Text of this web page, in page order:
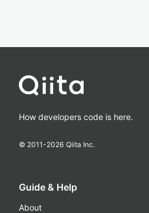
How developers code is here.
© 2011-2026 Qiita Inc.
Guide & Help
About